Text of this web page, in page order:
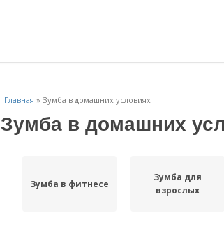
Главная » Зумба в домашних условиях
Зумба в домашних
Зумба в фитнесе
Зумба для
взрослых